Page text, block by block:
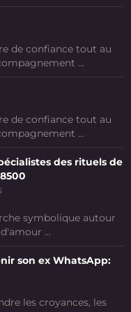
de confiance tout au
...
de confiance tout au
...
des rituels de
symbolique autour
...
son ex WhatsApp:
les croyances, les